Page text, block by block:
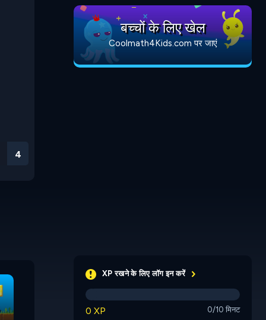
3
O-Well
बच्चों के लिए खेल
Coolmath4Kids.com पर जाएं
XP रखने के लिए लॉग इन करें
0 XP 0/10 मिनट